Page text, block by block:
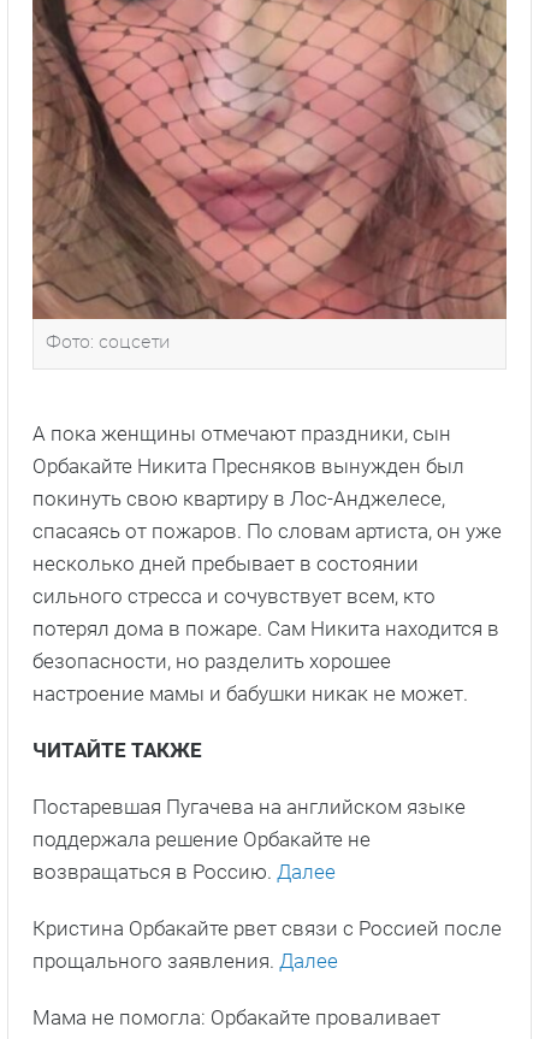
Фото: соцсети
А пока женщины отмечают праздники, сын
Орбакайте Никита Пресняков вынужден был
покинуть свою квартиру в Лос-Анджелесе,
спасаясь от пожаров. По словам артиста, он уже
несколько дней пребывает в состоянии
сильного стресса и сочувствует всем, кто
потерял дома в пожаре. Сам Никита находится в
безопасности, но разделить хорошее
настроение мамы и бабушки никак не может.
ЧИТАЙТЕ ТАКЖЕ
Постаревшая Пугачева на английском языке
поддержала решение Орбакайте не
возвращаться в Россию. Далее
Кристина Орбакайте рвет связи с Россией после
прощального заявления. Далее
Мама не помогла: Орбакайте проваливает